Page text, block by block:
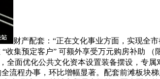
财产配套：“正在文化事业方面，实现全
集预定客户” 可额外享受万元购房补助 （
全面优化公共文化资本设置装备摆设，专
流程办事，环比增幅显著。配套前滩板块